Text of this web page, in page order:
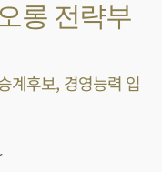
롱 전략부
계후보, 경영능력 입